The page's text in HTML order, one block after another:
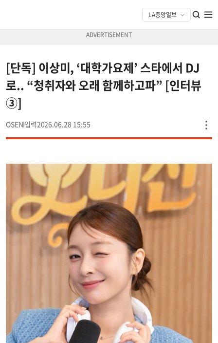
[단독] 이상미, ‘대학가요제’ 스타에서 DJ
로.. “청취자와 오래 함께하고파” [인터뷰
③]
OSEN 2026.06.28 15:55